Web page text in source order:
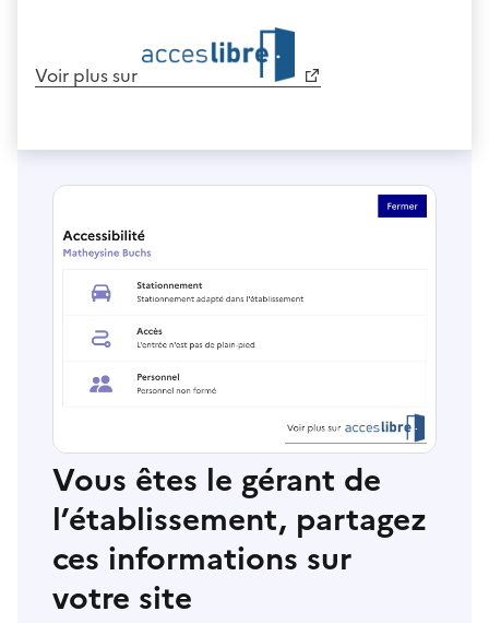
Voir plus sur
Vous êtes le gérant de
l’établissement, partagez
ces informations sur
votre site